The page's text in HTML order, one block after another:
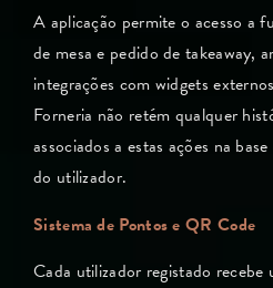
A aplicação permite o acesso a
de mesa e pedido de takeaway,
integrações com widgets
Forneria não retém qualquer
associados a estas ações na
do utilizador.
Sistema de Pontos e QR Code
Cada utilizador registado